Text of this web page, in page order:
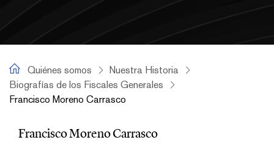
Francisco Moreno Carrasco
Quiénes somos
Nuestra Historia
Biografías de los Fiscales Generales
Francisco Moreno Carrasco
Francisco Moreno Carrasco
Francisco Moreno Carrasco